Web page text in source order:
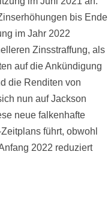
bis Ende
im Jahr 2022
Zinsstraffung, als
auf die Ankündigung
die Renditen von
nun auf Jackson
neue falkenhafte
führt, obwohl
2022 reduziert